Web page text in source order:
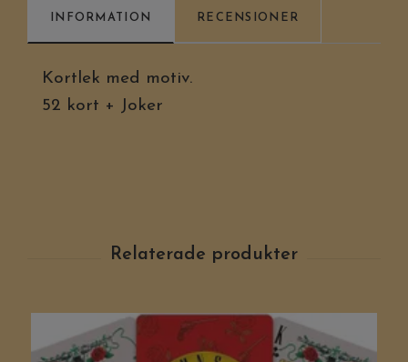
INFORMATION RECENSIONER
Kortlek med motiv.
52 kort + Joker